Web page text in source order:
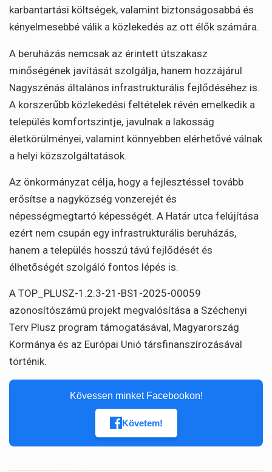
karbantartási költségek, valamint biztonságosabbá és
kényelmesebbé válik a közlekedés az ott élők számára.
A beruházás nemcsak az érintett útszakasz
minőségének javítását szolgálja, hanem hozzájárul
Nagyszénás általános infrastrukturális fejlődéséhez is.
A korszerűbb közlekedési feltételek révén emelkedik a
település komfortszintje, javulnak a lakosság
életkörülményei, valamint könnyebben elérhetővé válnak
a helyi közszolgáltatások.
Az önkormányzat célja, hogy a fejlesztéssel tovább
erősítse a nagyközség vonzerejét és
népességmegtartó képességét. A Határ utca felújítása
ezért nem csupán egy infrastrukturális beruházás,
hanem a település hosszú távú fejlődését és
élhetőségét szolgáló fontos lépés is.
A TOP_PLUSZ-1.2.3-21-BS1-2025-00059
azonosítószámú projekt megvalósítása a Széchenyi
Terv Plusz program támogatásával, Magyarország
Kormánya és az Európai Unió társfinanszírozásával
történik.
Kövessen minket Facebookon!
Követem!